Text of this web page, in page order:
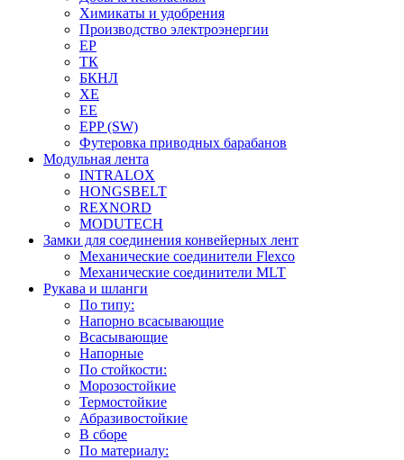
Химикаты и удобрения
Производство электроэнергии
EP
ТК
БКНЛ
XE
EE
EPP (SW)
Футеровка приводных барабанов
Модульная лента
INTRALOX
HONGSBELT
REXNORD
MODUTECH
Замки для соединения конвейерных лент
Механические соединители Flexco
Механические соединители MLT
Рукава и шланги
По типу:
Напорно всасывающие
Всасывающие
Напорные
По стойкости:
Морозостойкие
Термостойкие
Абразивостойкие
В сборе
По материалу: